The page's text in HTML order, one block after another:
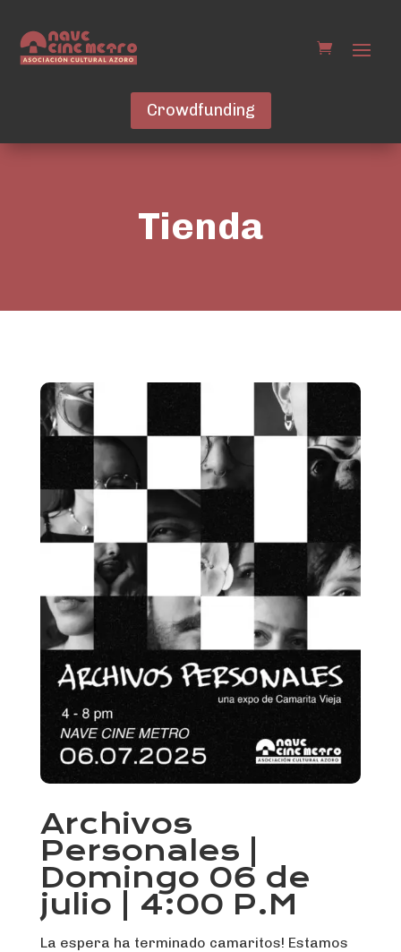
Crowdfunding
Tienda
Archivos
Personales |
Domingo 06 de
julio | 4:00 P.M
La espera ha terminado camaritos! Estamos